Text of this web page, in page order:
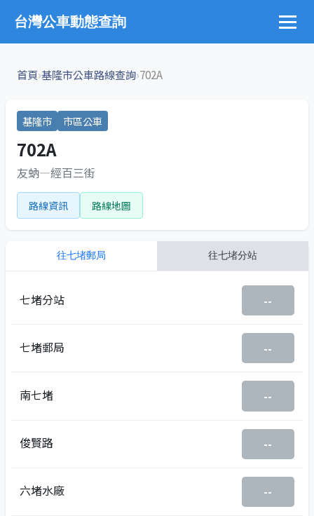
台灣公車動態查詢
首頁›基隆市公車路線查詢›702A
基隆市 市區公車
702A
友蚋—經百三街
路線資訊 路線地圖
往七堵郵局 往七堵分站
七堵分站 --
七堵郵局 --
南七堵 --
俊賢路 --
六堵水廠 --